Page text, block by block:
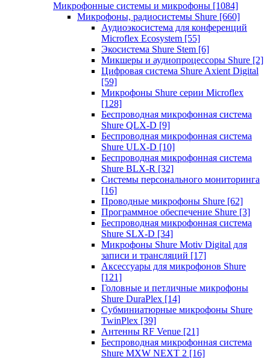
Микрофонные системы и микрофоны [1084]
Микрофоны, радиосистемы Shure [660]
Аудиоэкосистема для конференций
Microflex Ecosystem [55]
Экосистема Shure Stem [6]
Микшеры и аудиопроцессоры Shure [2]
Цифровая система Shure Axient Digital
[59]
Микрофоны Shure серии Microflex
[128]
Беспроводная микрофонная система
Shure QLX-D [9]
Беспроводная микрофонная система
Shure ULX-D [10]
Беспроводная микрофонная система
Shure BLX-R [32]
Системы персонального мониторинга
[16]
Проводные микрофоны Shure [62]
Программное обеспечение Shure [3]
Беспроводная микрофонная система
Shure SLX-D [34]
Микрофоны Shure Motiv Digital для
записи и трансляций [17]
Аксессуары для микрофонов Shure
[121]
Головные и петличные микрофоны
Shure DuraPlex [14]
Субминиатюрные микрофоны Shure
TwinPlex [39]
Антенны RF Venue [21]
Беспроводная микрофонная система
Shure MXW NEXT 2 [16]